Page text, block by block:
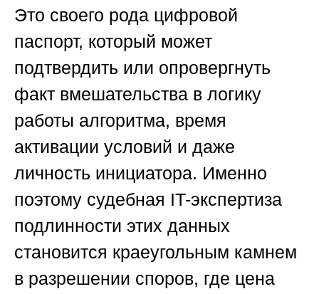
Это своего рода цифровой
паспорт, который может
подтвердить или опровергнуть
факт вмешательства в логику
работы алгоритма, время
активации условий и даже
личность инициатора. Именно
поэтому судебная IT-экспертиза
подлинности этих данных
становится краеугольным камнем
в разрешении споров, где цена